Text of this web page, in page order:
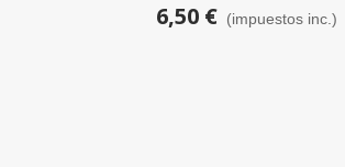
6,50 € (impuestos inc.)